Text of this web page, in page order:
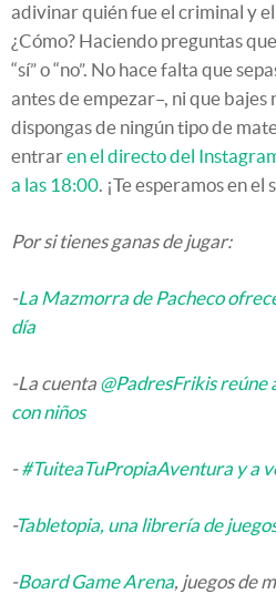
adivinar quién fue el criminal y
¿Cómo? Haciendo preguntas
“sí” o “no”. No hace falta que
antes de empezar–, ni que bajes
dispongas de ningún tipo de
entraren el directo del
a las 18:00. ¡Te esperamos en el
Por si tienes ganas de jugar:
-La Mazmorra de Pacheco
día
-La cuenta @PadresFrikis reúne
con niños
-#TuiteaTuPropiaAventura y a
-Tabletopia, una librería de
-Board Game Arena, juegos de